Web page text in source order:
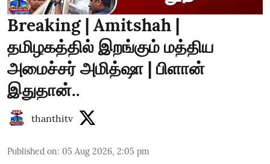
Breaking | Amitshah |
தமிழகத்தில் இறங்கும் மத்திய
அமைச்சர் அமித்ஷா | பிளான்
இதுதான்..
thanthitv
Published on: 05 Aug 2026, 2:05 pm